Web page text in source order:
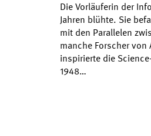
Die Vorläuferin der
Jahren blühte. Sie
mit den Parallelen
manche Forscher
inspirierte die
1948…